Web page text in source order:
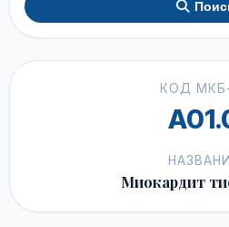
КОД
Миокардит